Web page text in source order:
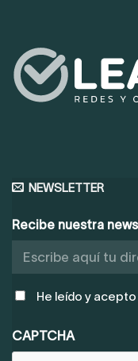
NEWSLETTER
Recibe nuestra
POLÍTICA
PRIVACIDAD
(OBLIGATORIO)
He leído y acepto
CAPTCHA